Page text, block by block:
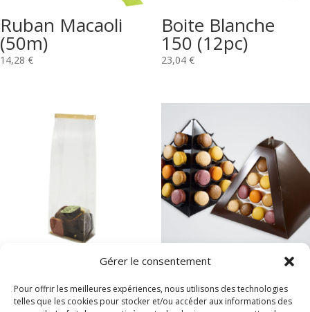
Gérer le consentement
Pour offrir les meilleures expériences, nous utilisons des technologies
telles que les cookies pour stocker et/ou accéder aux informations des
Ruban Macaoli
(50m)
14,28 €
Boite Blanche
150 (12pc)
23,04 €
APT Sachets
70x40x220 mm
(3000)
Boite Tétraèdre
40 Chocolat (24)
71,28€